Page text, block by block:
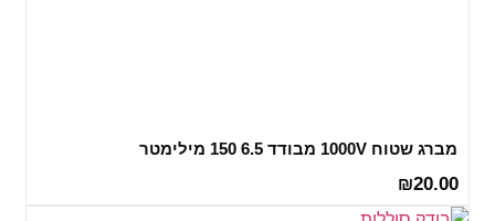
מברג שטוח 1000V מבודד 6.5 150 מילימטר
₪20.00